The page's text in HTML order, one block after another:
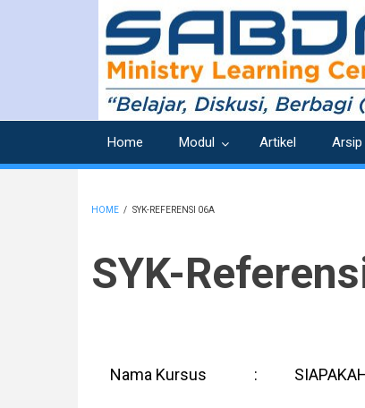
Home Modul Artikel
HOME / SYK-REFERENSI 06A
SYK-
Nama Kursus :